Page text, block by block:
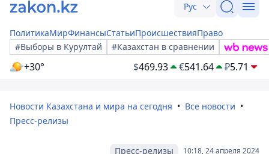
Рус
ПолитикаМирФинансыСтатьиПроисшествияПраво
#Выборы в Курултай
#Казахстан в сравнении
+30° $469.93 €541.64 ₽5.71
Новости Казахстана и мира на сегодня
Все новости
Пресс-релизы
10:18, 24 апреля 2024
Пресс-релизы